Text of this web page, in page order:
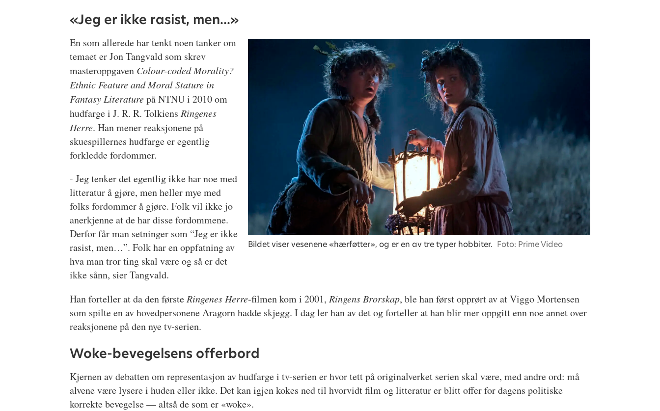
«Jeg er ikke rasist, men...»
Bildet viser vesenene «hærføtter», og er en av tre typer hobbiter. Foto: Prime Video
En som allerede har tenkt noen tanker om
temaet er Jon Tangvald som skrev
masteroppgaven Colour-coded Morality?
Ethnic Feature and Moral Stature in
Fantasy Literaturepå NTNU i 2010 om
hudfarge i J. R. R. TolkiensRingenes
Herre. Han mener reaksjonene på
skuespillernes hudfarge er egentlig
forkledde fordommer.
- Jeg tenker det egentlig ikke har noe med
litteratur å gjøre, men heller mye med
folks fordommer å gjøre. Folk vil ikke jo
anerkjenne at de har disse fordommene.
Derfor får man setninger som “Jeg er ikke
rasist, men…”. Folk har en oppfatning av
hva man tror ting skal være og så er det
ikke sånn, sier Tangvald.
Han forteller at da den førsteRingenes Herre-filmen kom i 2001,Ringens Brorskap, ble han først opprørt av at Viggo Mortensen
som spilte en av hovedpersonene Aragorn hadde skjegg. I dag ler han av det og forteller at han blir mer oppgitt enn noe annet over
reaksjonene på den nye tv-serien.
Woke-bevegelsens offerbord
Kjernen av debatten om representasjon av hudfarge i tv-serien er hvor tett på originalverket serien skal være, med andre ord: må
alvene være lysere i huden eller ikke. Det kan igjen kokes ned til hvorvidt film og litteratur er blitt offer for dagens politiske
korrekte bevegelse — altså de som er «woke».